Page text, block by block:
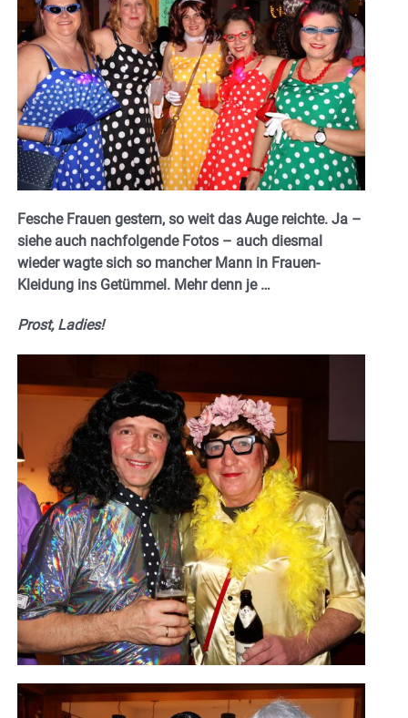
Fesche Frauen gestern, so weit das Auge reichte. Ja –
siehe auch nachfolgende Fotos – auch diesmal
wieder wagte sich so mancher Mann in Frauen-
Kleidung ins Getümmel. Mehr denn je …
Prost, Ladies!